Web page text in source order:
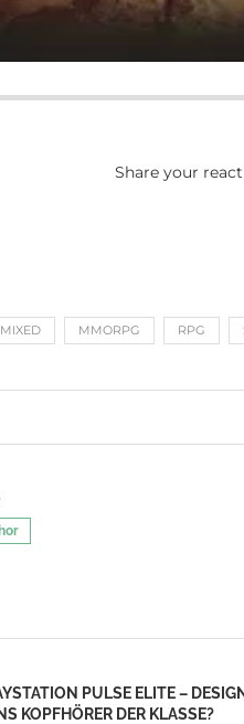
Share your
MIXED MMORPG RPG
PULSE ELITE –
KOPFHÖRER DER KLASSE?